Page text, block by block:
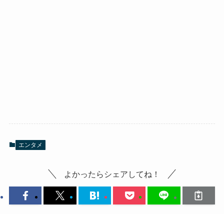
エンタメ
よかったらシェアしてね！